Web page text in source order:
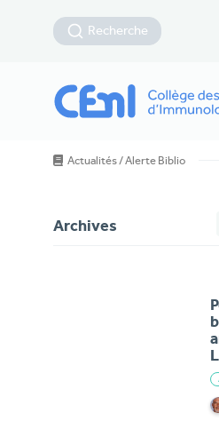
Recherche
Actualités/Alerte Biblio
Archives